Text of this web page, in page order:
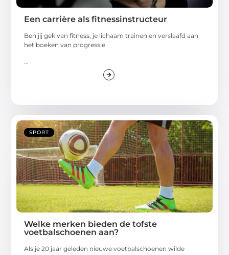
Een carrière als fitnessinstructeur
Ben jij gek van fitness, je lichaam trainen en verslaafd aan
het boeken van progressie
SPORT
Welke merken bieden de tofste
voetbalschoenen aan?
Als je 20 jaar geleden nieuwe voetbalschoenen wilde